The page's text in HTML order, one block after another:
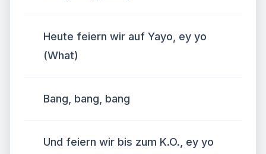
Heute feiern wir auf Yayo, ey yo
(What)
Bang, bang, bang
Und feiern wir bis zum K.O., ey yo